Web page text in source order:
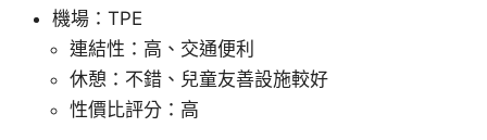
機場：TPE
連結性：高、交通便利
休憩：不錯、兒童友善設施較好
性價比評分：高